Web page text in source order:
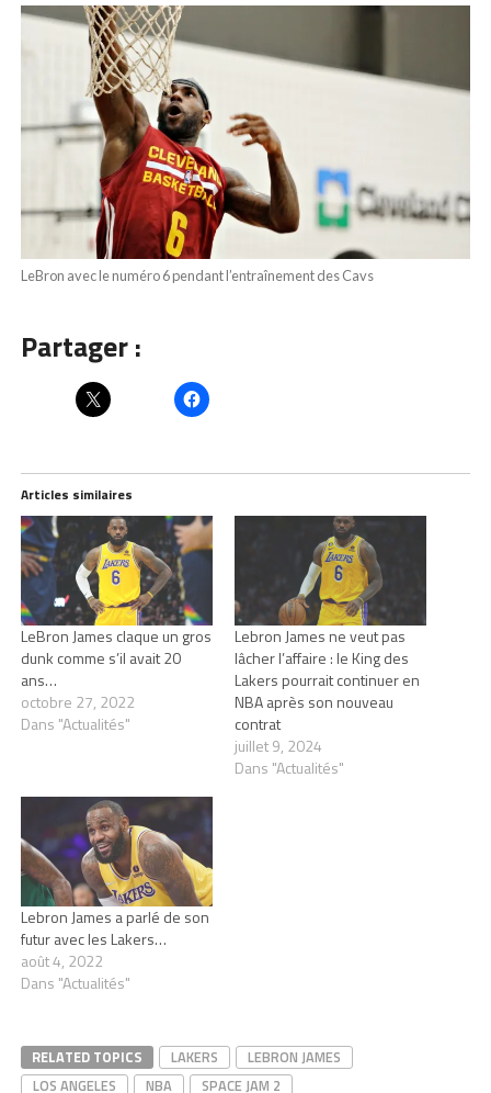
LeBron avec le numéro 6 pendant l’entraînement des Cavs
Partager :
Articles similaires
LeBron James claque un gros
dunk comme s’il avait 20
ans…
octobre 27, 2022
Dans "Actualités"
Lebron James ne veut pas
lâcher l’affaire : le King des
Lakers pourrait continuer en
NBA après son nouveau
contrat
juillet 9, 2024
Dans "Actualités"
Lebron James a parlé de son
futur avec les Lakers…
août 4, 2022
Dans "Actualités"
RELATED TOPICS LAKERS
LEBRON JAMES
LOS ANGELES
NBA SPACE JAM 2